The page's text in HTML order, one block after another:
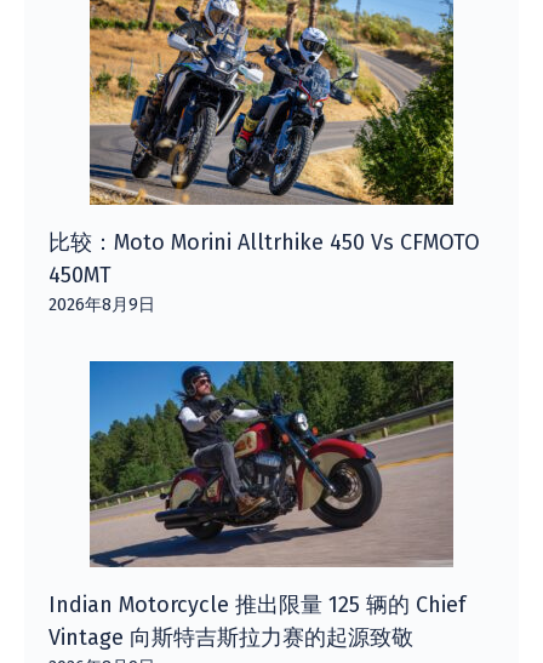
比较：Moto Morini Alltrhike 450 Vs CFMOTO
450MT
2026年8月9日
Indian Motorcycle 推出限量 125 辆的 Chief
Vintage 向斯特吉斯拉力赛的起源致敬